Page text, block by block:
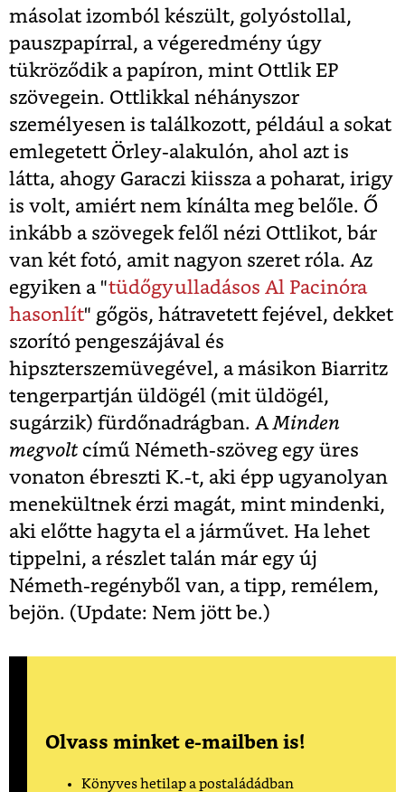
másolat izomból készült, golyóstollal,
pauszpapírral, a végeredmény úgy
tükröződik a papíron, mint Ottlik EP
szövegein. Ottlikkal néhányszor
személyesen is találkozott, például a sokat
emlegetett Örley-alakulón, ahol azt is
látta, ahogy Garaczi kiissza a poharat, irigy
is volt, amiért nem kínálta meg belőle. Ő
inkább a szövegek felől nézi Ottlikot, bár
van két fotó, amit nagyon szeret róla. Az
egyiken a "tüdőgyulladásos Al Pacinóra
hasonlít" gőgös, hátravetett fejével, dekket
szorító pengeszájával és
hipszterszemüvegével, a másikon Biarritz
tengerpartján üldögél (mit üldögél,
sugárzik) fürdőnadrágban. A Minden
megvoltcímű Németh-szöveg egy üres
vonaton ébreszti K.-t, aki épp ugyanolyan
menekültnek érzi magát, mint mindenki,
aki előtte hagyta el a járművet. Ha lehet
tippelni, a részlet talán már egy új
Németh-regényből van, a tipp, remélem,
bejön. (Update: Nem jött be.)
Olvass minket e-mailben is!
Könyves hetilap a postaládádban